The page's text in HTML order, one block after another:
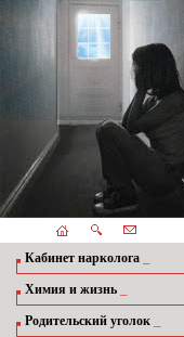
Кабинет нарколога
Химия и жизнь
Родительский уголок